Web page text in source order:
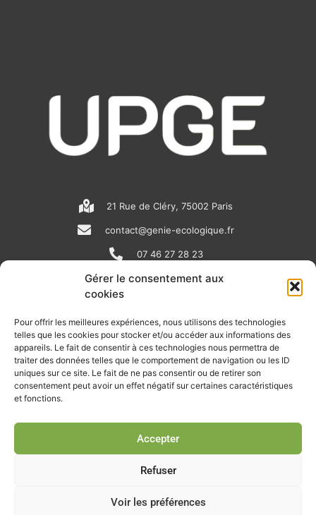
Gérer le consentement aux
cookies
Pour offrir les meilleures expériences, nous utilisons des technologies
telles que les cookies pour stocker et/ou accéder aux informations des
appareils. Le fait de consentir à ces technologies nous permettra de
traiter des données telles que le comportement de navigation ou les ID
uniques sur ce site. Le fait de ne pas consentir ou de retirer son
consentement peut avoir un effet négatif sur certaines caractéristiques
et fonctions.
Accepter
Refuser
Voir les préférences
21 Rue de Cléry, 75002 Paris
contact@genie-ecologique.fr
07 46 27 28 23
N
e
w
s
p
p
e
i
n
k
e
i
n
o
u
t
u
e
RECEVOIR L'ACTU DE LA FILIÈRE
Retrouvez tous les mois les articles terrain de nos adhérents, les
rendez-vous importants de la filière, nos offres de stages et
Je m'abonne à la lettre d'info